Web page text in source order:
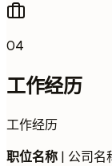
04
工作经历
工作经历
职位名称 | 公司名